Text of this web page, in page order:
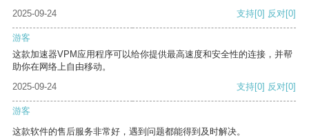
2025-09-24 支持[0] 反对[0]
游客
这款加速器VPM应用程序可以给你提供最高速度和安全性的连接，并帮
助你在网络上自由移动。
2025-09-24
支持[0] 反对[0]
游客
这款软件的售后服务非常好，遇到问题都能得到及时解决。